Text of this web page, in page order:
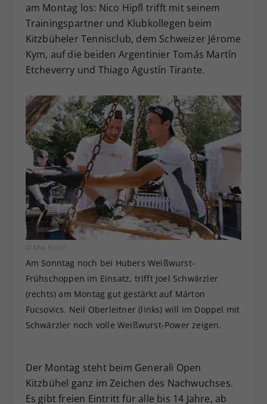
am Montag los: Nico Hipfl trifft mit seinem
Trainingspartner und Klubkollegen beim
Kitzbüheler Tennisclub, dem Schweizer Jérome
Kym, auf die beiden Argentinier Tomás Martín
Etcheverry und Thiago Agustín Tirante.
© Mia Knoll
Am Sonntag noch bei Hubers Weißwurst-
Frühschoppen im Einsatz, trifft Joel Schwärzler
(rechts) am Montag gut gestärkt auf Márton
Fucsovics. Neil Oberleitner (links) will im Doppel mit
Schwärzler noch volle Weißwurst-Power zeigen.
Der Montag steht beim Generali Open
Kitzbühel ganz im Zeichen des Nachwuchses.
Es gibt freien Eintritt für alle bis 14 Jahre, ab